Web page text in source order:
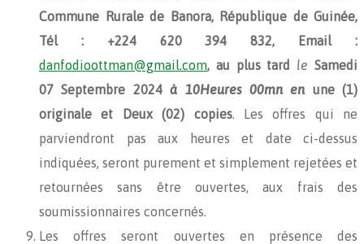
Commune Rurale de Banora, République de Guinée,
Tél : +224 620 394 832, Email :
danfodioottman@gmail.com, au plus tard leSamedi
07 Septembre 2024à 10Heures 00mn en une (1)
originale et Deux (02) copies. Les offres qui ne
parviendront pas aux heures et date ci-dessus
indiquées, seront purement et simplement rejetées et
retournées sans être ouvertes, aux frais des
soumissionnaires concernés.
Les offres seront ouvertes en présence des